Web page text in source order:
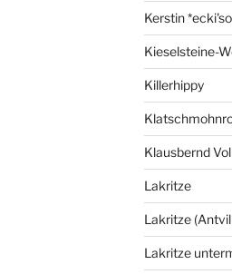
Kerstin
Kieselsteine-
Killerhippy
Klausbernd
Lakritze
Lakritze
Lakritze